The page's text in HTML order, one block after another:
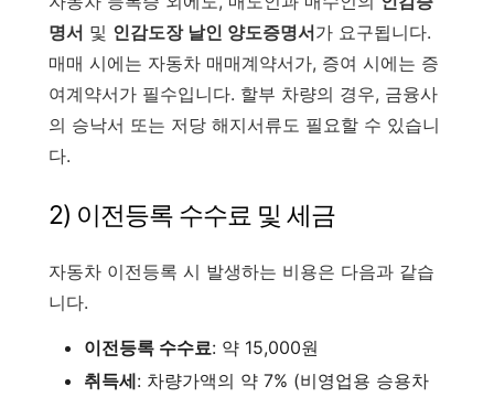
명서 및 인감도장 날인 양도증명서가 요구됩니다.
매매 시에는 자동차 매매계약서가, 증여 시에는 증
여계약서가 필수입니다. 할부 차량의 경우, 금융사
의 승낙서 또는 저당 해지서류도 필요할 수 있습니
다.
2) 이전등록 수수료 및 세금
자동차 이전등록 시 발생하는 비용은 다음과 같습
니다.
이전등록 수수료: 약 15,000원
취득세: 차량가액의 약 7% (비영업용 승용차